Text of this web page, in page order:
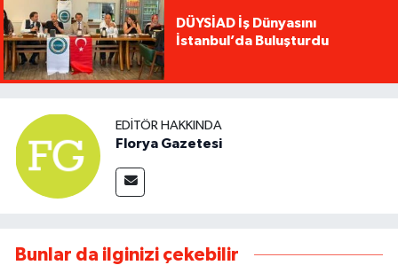
DÜYSİAD İş Dünyasını
İstanbul’da Buluşturdu
EDITÖR HAKKINDA
Florya Gazetesi
Bunlar da ilginizi çekebilir